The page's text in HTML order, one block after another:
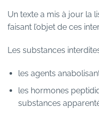
Un texte a mis à jour la
faisant l’objet de ces
Les substances
les agents
les hormones
substances